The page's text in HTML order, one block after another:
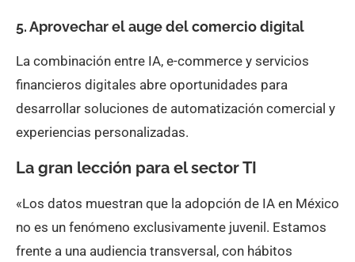
5. Aprovechar el auge del comercio digital
La combinación entre IA, e-commerce y servicios
financieros digitales abre oportunidades para
desarrollar soluciones de automatización comercial y
experiencias personalizadas.
La gran lección para el sector TI
«Los datos muestran que la adopción de IA en México
no es un fenómeno exclusivamente juvenil. Estamos
frente a una audiencia transversal, con hábitos